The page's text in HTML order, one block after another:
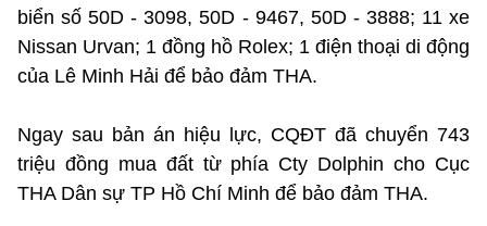
biển số 50D - 3098, 50D - 9467, 50D - 3888; 11 xe
Nissan Urvan; 1 đồng hồ Rolex; 1 điện thoại di động
của Lê Minh Hải để bảo đảm THA.
Ngay sau bản án hiệu lực, CQĐT đã chuyển 743
triệu đồng mua đất từ phía Cty Dolphin cho Cục
THA Dân sự TP Hồ Chí Minh để bảo đảm THA.